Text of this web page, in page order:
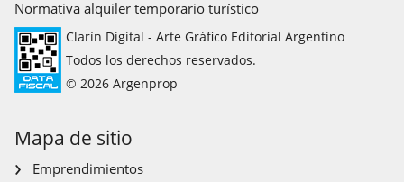
Normativa alquiler temporario turístico
Clarín Digital - Arte Gráfico Editorial Argentino
Todos los derechos reservados.
© 2026 Argenprop
Mapa de sitio
Emprendimientos